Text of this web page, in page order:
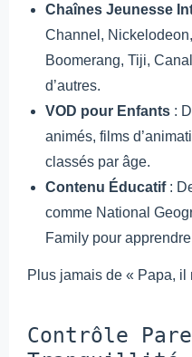
Chaînes Jeunesse
Channel,
Boomerang, Tiji,
d’autres.
VOD pour Enfants :
animés, films
classés par âge.
Contenu Éducatif:
comme National
Family pour
Plus jamais de « Papa, il
Contrôle